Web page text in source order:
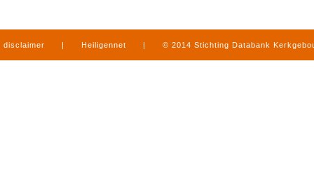
disclaimer | Heiligennet | © 2014 Stichting Databank